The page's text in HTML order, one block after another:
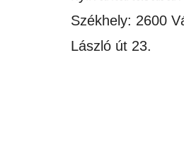
Székhely: 2600
László út 23.